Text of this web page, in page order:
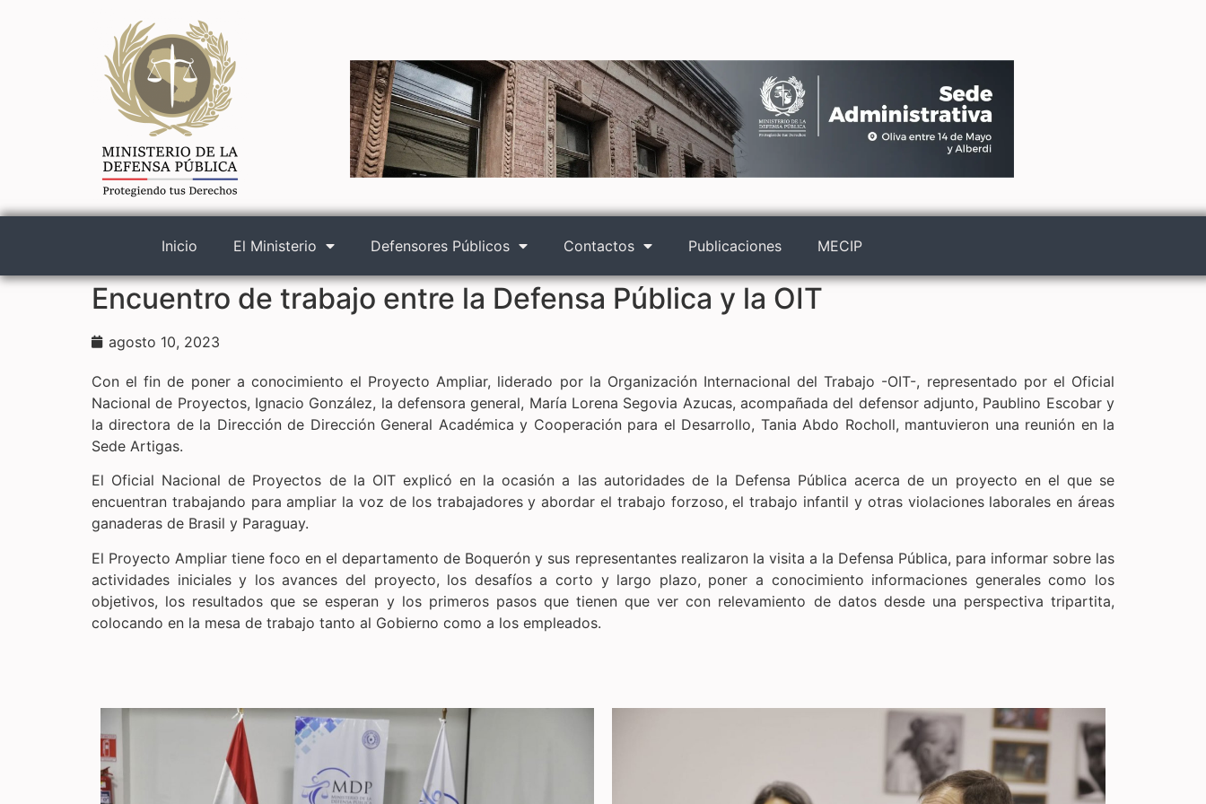
Inicio El Ministerio Defensores Públicos Contactos Publicaciones MECIP
Encuentro de trabajo entre la Defensa Pública y la OIT
agosto 10, 2023
Con el fin de poner a conocimiento el Proyecto Ampliar, liderado por la Organización Internacional del Trabajo -OIT-, representado por el Oficial
Nacional de Proyectos, Ignacio González, la defensora general, María Lorena Segovia Azucas, acompañada del defensor adjunto, Paublino Escobar y
la directora de la Dirección de Dirección General Académica y Cooperación para el Desarrollo, Tania Abdo Rocholl, mantuvieron una reunión en la
Sede Artigas.
El Oficial Nacional de Proyectos de la OIT explicó en la ocasión a las autoridades de la Defensa Pública acerca de un proyecto en el que se
encuentran trabajando para ampliar la voz de los trabajadores y abordar el trabajo forzoso, el trabajo infantil y otras violaciones laborales en áreas
ganaderas de Brasil y Paraguay.
El Proyecto Ampliar tiene foco en el departamento de Boquerón y sus representantes realizaron la visita a la Defensa Pública, para informar sobre las
actividades iniciales y los avances del proyecto, los desafíos a corto y largo plazo, poner a conocimiento informaciones generales como los
objetivos, los resultados que se esperan y los primeros pasos que tienen que ver con relevamiento de datos desde una perspectiva tripartita,
colocando en la mesa de trabajo tanto al Gobierno como a los empleados.